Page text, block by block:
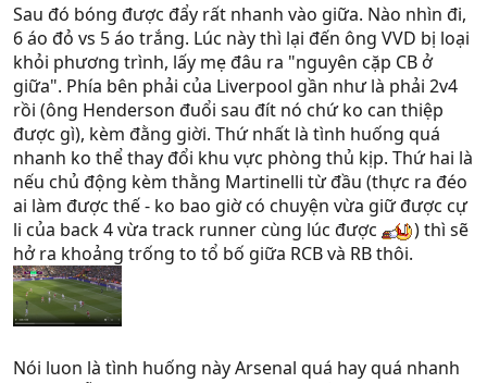
Sau đó bóng được đẩy rất nhanh vào giữa. Nào nhìn đi,
6 áo đỏ vs 5 áo trắng. Lúc này thì lại đến ông VVD bị loại
khỏi phương trình, lấy mẹ đâu ra "nguyên cặp CB ở
giữa". Phía bên phải của Liverpool gần như là phải 2v4
rồi (ông Henderson đuổi sau đít nó chứ ko can thiệp
được gì), kèm đằng giời. Thứ nhất là tình huống quá
nhanh ko thể thay đổi khu vực phòng thủ kịp. Thứ hai là
nếu chủ động kèm thằng Martinelli từ đầu (thực ra đéo
ai làm được thế - ko bao giờ có chuyện vừa giữ được cự
li của back 4 vừa track runner cùng lúc được
) thì sẽ
hở ra khoảng trống to tổ bố giữa RCB và RB thôi.
Nói luon là tình huống này Arsenal quá hay quá nhanh